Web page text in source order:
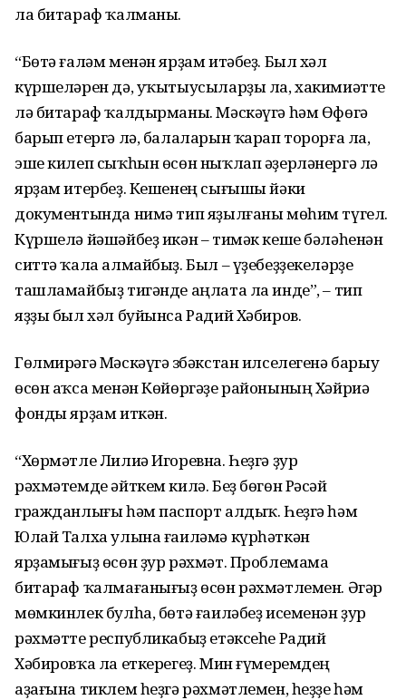
ла битараф ҡалманы.
“Бөтә ғаләм менән ярҙам итәбеҙ. Был хәл
күршеләрен дә, уҡытыусыларҙы ла, хакимиәтте
лә битараф ҡалдырманы. Мәскәүгә һәм Өфөгә
барып етергә лә, балаларын ҡарап торорға ла,
эше килеп сыҡһын өсөн ныҡлап әҙерләнергә лә
ярҙам итербеҙ. Кешенең сығышы йәки
документында нимә тип яҙылғаны мөһим түгел.
Күршелә йәшәйбеҙ икән – тимәк кеше бәләһенән
ситтә ҡала алмайбыҙ. Был – үҙебеҙҙекеләрҙе
ташламайбыҙ тигәнде аңлата ла инде”, – тип
яҙҙы был хәл буйынса Радий Хәбиров.
Гөлмирәгә Мәскәүгә Үзбәкстан илселегенә барыу
өсөн аҡса менән Көйөргәҙе районының Хәйриә
фонды ярҙам иткән.
“Хөрмәтле Лилиә Игоревна. Һеҙгә ҙур
рәхмәтемде әйткем килә. Беҙ бөгөн Рәсәй
гражданлығы һәм паспорт алдыҡ. Һеҙгә һәм
Юлай Талха улына ғаиләмә күрһәткән
ярҙамығыҙ өсөн ҙур рәхмәт. Проблемама
битараф ҡалмағанығыҙ өсөн рәхмәтлемен. Әгәр
мөмкинлек булһа, бөтә ғаиләбеҙ исеменән ҙур
рәхмәтте республикабыҙ етәксеһе Радий
Хәбировҡа ла еткерегеҙ. Мин ғүмеремдең
аҙағына тиклем һеҙгә рәхмәтлемен, һеҙҙе һәм